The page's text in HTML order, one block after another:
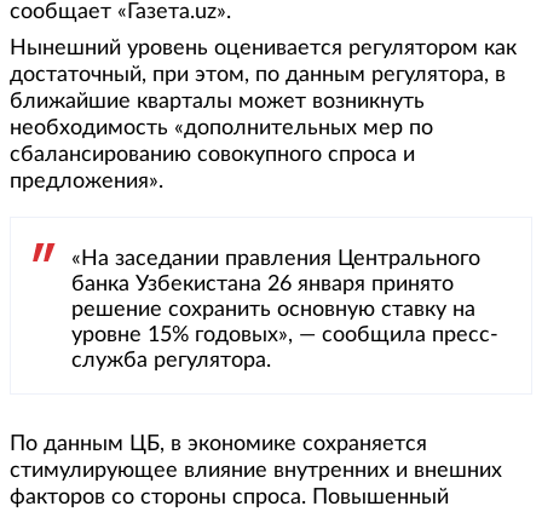
сообщает «Газета.uz».
Нынешний уровень оценивается регулятором как
достаточный, при этом, по данным регулятора, в
ближайшие кварталы может возникнуть
необходимость «дополнительных мер по
сбалансированию совокупного спроса и
предложения».
«На заседании правления Центрального
банка Узбекистана 26 января принято
решение сохранить основную ставку на
уровне 15% годовых», — сообщила пресс-
служба регулятора.
По данным ЦБ, в экономике сохраняется
стимулирующее влияние внутренних и внешних
факторов со стороны спроса. Повышенный